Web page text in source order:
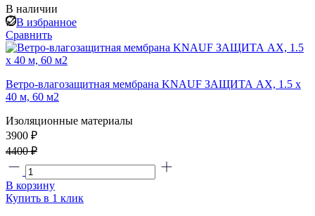
В наличии
В избранное
Сравнить
Ветро-влагозащитная мембрана KNAUF ЗАЩИТА AX, 1.5 х
40 м, 60 м2
Изоляционные материалы
3900 ₽
4400 ₽
В корзину
Купить в 1 клик